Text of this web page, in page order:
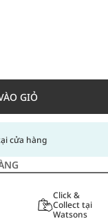
GIỎ
cửa hàng
Click &
Collect tại
Watsons